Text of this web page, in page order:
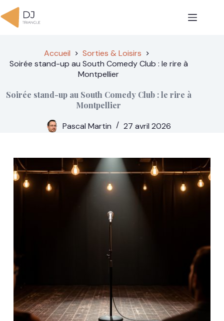
Passer
au
contenu
Accueil
Sorties & Loisirs
Soirée stand-up au South Comedy Club : le rire à
Montpellier
Soirée stand-up au South Comedy Club : le rire à
Montpellier
Pascal Martin
27 avril 2026